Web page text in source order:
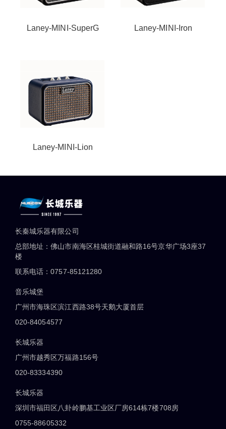
Laney-MINI-SuperG Laney-MINI-Iron
Laney-MINI-Lion
长秦城乐器有限公司
总部地址：佛山市南海区桂城街道融和路16号京华广场3座37
楼
联系电话：0757-85121280
音乐城堡
广州市海珠区滨江西路38号天鹅大厦首层
020-84054577
长城乐器
广州市越秀区万福路156号
020-83334390
长城乐器
深圳市福田区八卦岭鹏基工业区厂房614栋7楼708房
0755-88605332